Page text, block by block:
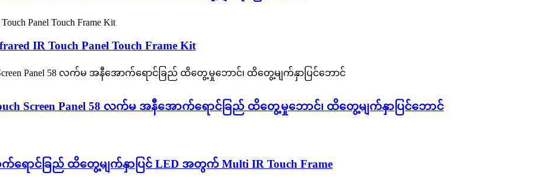
IR Touch Panel Touch Frame Kit
Screen Panel 58 လက်မ အနီအောက်ရောင်ခြည် ထိတွေ့မှုဘောင်၊ ထိတွေ့မျက်နှာပြင်ဘောင်
ောင်ခြည် ထိတွေ့မျက်နှာပြင် LED အတွက် Multi IR Touch Frame